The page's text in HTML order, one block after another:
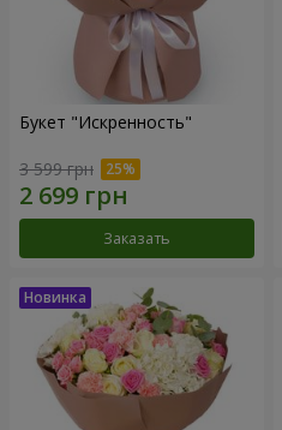
Букет "Искренность"
3 599 грн
Заказать